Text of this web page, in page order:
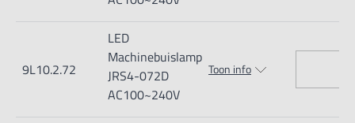
Kleurweergave-index: CRI 80
Verlichtingshoek: 120°
Behuizing is + / - 30° draaibaar
9L10.2.72
LED
Machinebuislamp
JRS4-072D
AC100~240V
Toon info